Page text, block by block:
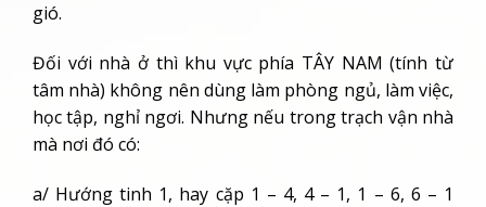
gió.
Đối với nhà ở thì khu vực phía TÂY NAM (tính từ
tâm nhà) không nên dùng làm phòng ngủ, làm việc,
học tập, nghỉ ngơi. Nhưng nếu trong trạch vận nhà
mà nơi đó có:
a/ Hướng tinh 1, hay cặp 1 – 4, 4 – 1, 1 – 6, 6 – 1